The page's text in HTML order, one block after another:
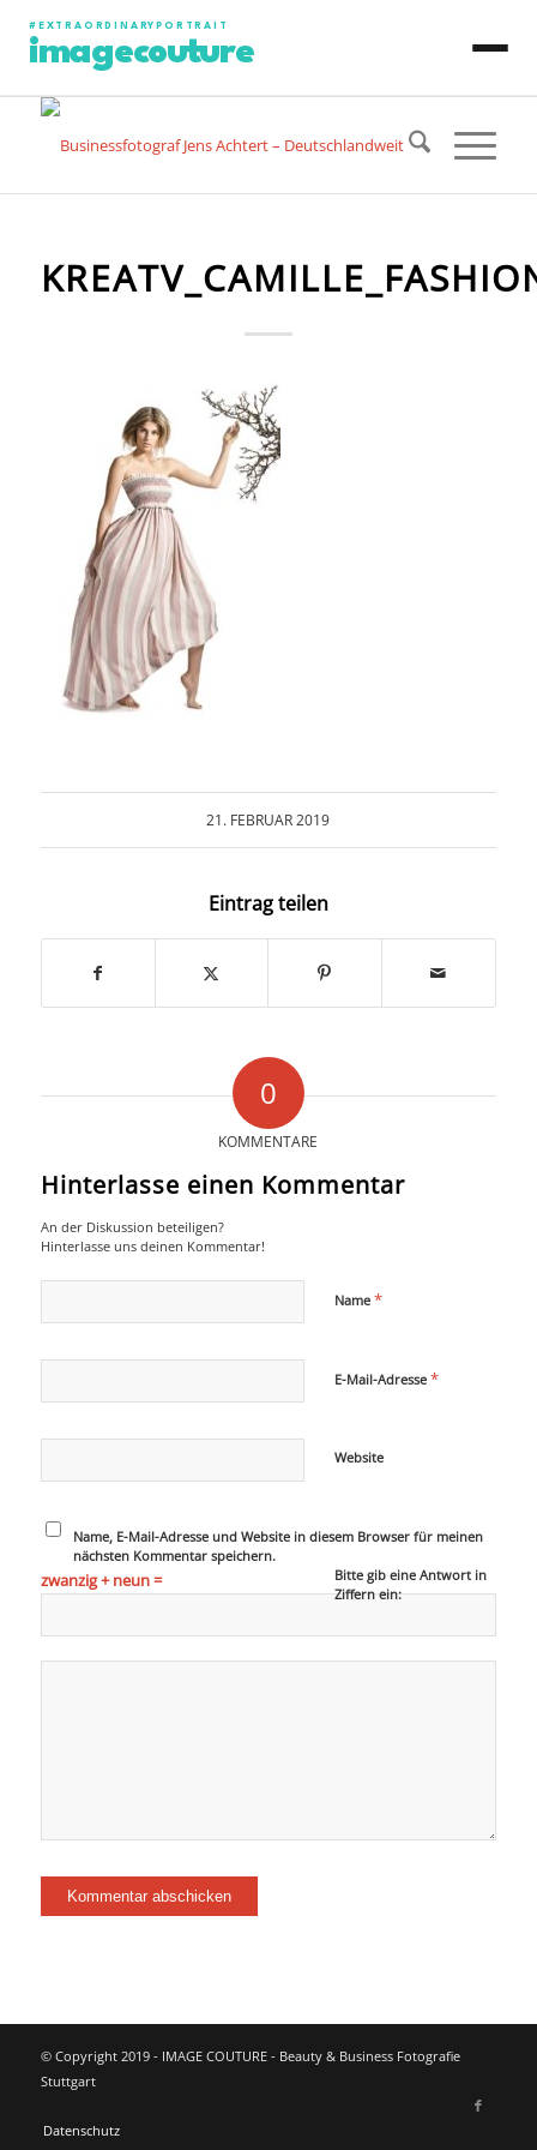
#EXTRAORDINARYPORTRAIT
imagecouture
PHOTO PORTRAIT
ART PORTRAIT
SPECIAL PROJECT
COLLABORATION
INFO
21. FEBRUAR 2019
Eintrag teilen
0
KOMMENTARE
Hinterlasse einen Kommentar
An der Diskussion beteiligen?
Hinterlasse uns deinen Kommentar!
Name *
E-Mail-Adresse *
Website
Name, E-Mail-Adresse und Website in diesem Browser für meinen
nächsten Kommentar speichern.
Bitte gib eine Antwort in
Ziffern ein:
zwanzig + neun =
© Copyright 2019 - IMAGE COUTURE - Beauty & Business Fotografie
Stuttgart
Datenschutz